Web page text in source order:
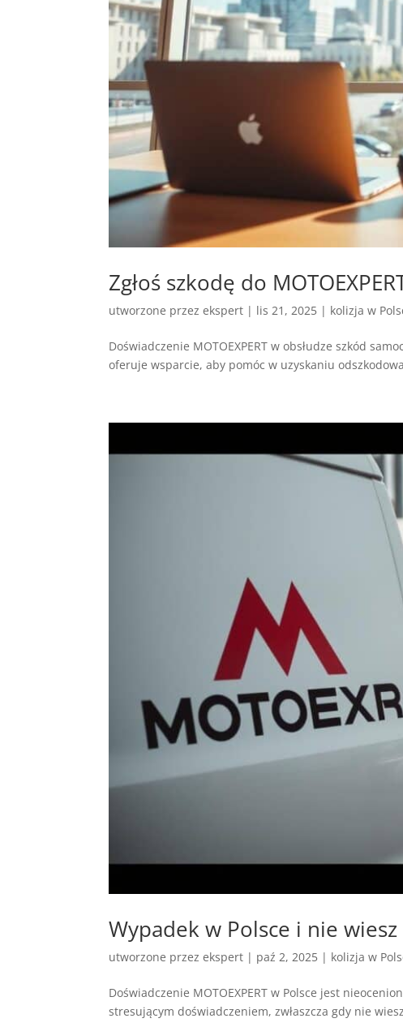
Zgłoś szkodę do
utworzone przezekspert | lis 21, 2025 | kolizja w
Doświadczenie MOTOEXPERT w obsłudze szkód
oferuje wsparcie, aby pomóc w uzyskaniu
Wypadek w Polsce i nie
utworzone przezekspert | paź 2, 2025 | kolizja w
Doświadczenie MOTOEXPERT w Polsce jest
stresującym doświadczeniem, zwłaszcza gdy nie